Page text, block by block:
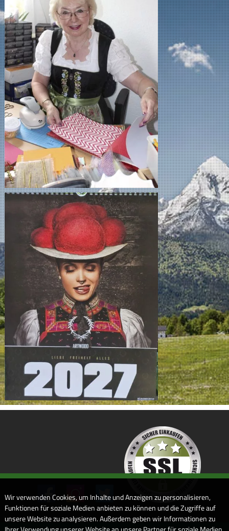
Wir verwenden Cookies, um Inhalte und Anzeigen zu personalisieren,
Funktionen für soziale Medien anbieten zu können und die Zugriffe auf
unsere Website zu analysieren. Außerdem geben wir Informationen zu